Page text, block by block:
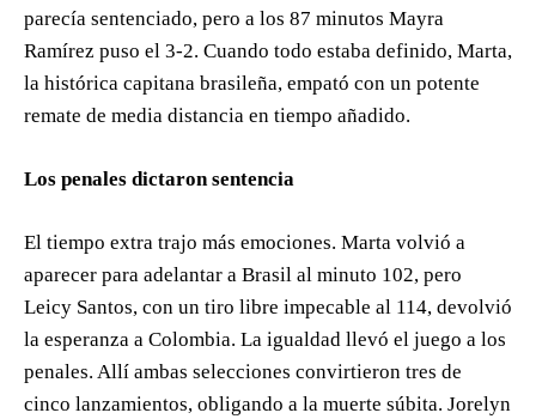
parecía sentenciado, pero a los 87 minutos Mayra
Ramírez puso el 3-2. Cuando todo estaba definido, Marta,
la histórica capitana brasileña, empató con un potente
remate de media distancia en tiempo añadido.
Los penales dictaron sentencia
El tiempo extra trajo más emociones. Marta volvió a
aparecer para adelantar a Brasil al minuto 102, pero
Leicy Santos, con un tiro libre impecable al 114, devolvió
la esperanza a Colombia. La igualdad llevó el juego a los
penales. Allí ambas selecciones convirtieron tres de
cinco lanzamientos, obligando a la muerte súbita. Jorelyn